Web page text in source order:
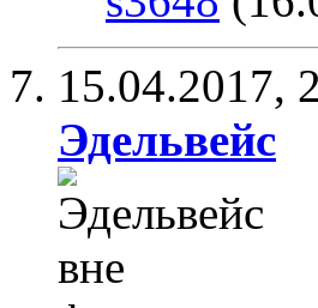
15.04.2017,
Эдельвейс